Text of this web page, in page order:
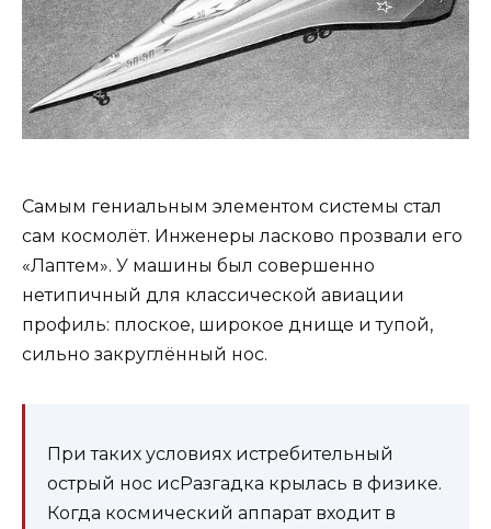
Самым гениальным элементом системы стал
сам космолёт. Инженеры ласково прозвали его
«Лаптем». У машины был совершенно
нетипичный для классической авиации
профиль: плоское, широкое днище и тупой,
сильно закруглённый нос.
При таких условиях истребительный
острый нос исРазгадка крылась в физике.
Когда космический аппарат входит в